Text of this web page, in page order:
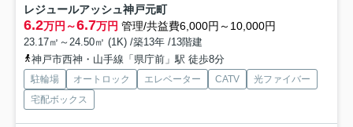
レジュールアッシュ神戸元町
6.2万円～6.7万円 管理/共益費6,000円～10,000円
23.17㎡～24.50㎡ (1K) /築13年 /13階建
神戸市西神・山手線「県庁前」駅 徒歩8分
駐輪場 オートロック エレベーター CATV
光ファイバー
宅配ボックス